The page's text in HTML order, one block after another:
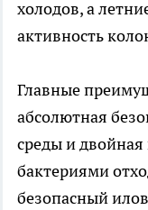
холодов, а
активность
Главные
абсолютная
среды и
бактериями
безопасный